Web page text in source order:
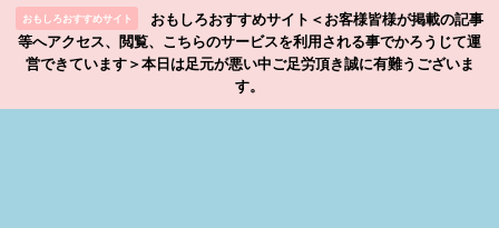
おもしろおすすめサイト
おもしろおすすめサイト＜お客様皆様が掲載の記事
等へアクセス、閲覧、こちらのサービスを利用される事でかろうじて運
営できています＞本日は足元が悪い中ご足労頂き誠に有難うございま
す。